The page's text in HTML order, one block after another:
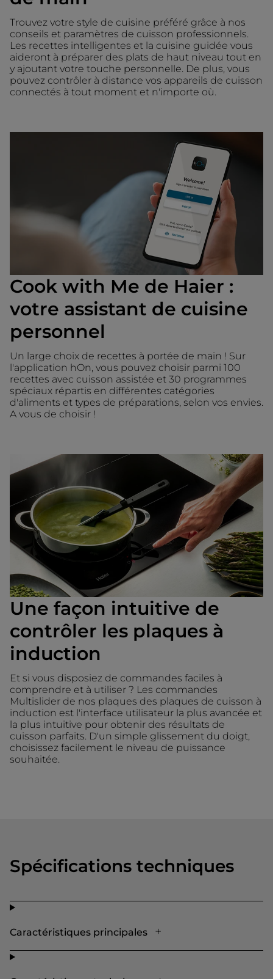
Trouvez votre style de cuisine préféré grâce à nos
conseils et paramètres de cuisson professionnels.
Les recettes intelligentes et la cuisine guidée vous
aideront à préparer des plats de haut niveau tout en
y ajoutant votre touche personnelle. De plus, vous
pouvez contrôler à distance vos appareils de cuisson
connectés à tout moment et n'importe où.
Cook with Me de Haier :
votre assistant de cuisine
personnel
Un large choix de recettes à portée de main ! Sur
l'application hOn, vous pouvez choisir parmi 100
recettes avec cuisson assistée et 30 programmes
spéciaux répartis en différentes catégories
d'aliments et types de préparations, selon vos envies.
A vous de choisir !
Une façon intuitive de
contrôler les plaques à
induction
Et si vous disposiez de commandes faciles à
comprendre et à utiliser ? Les commandes
Multislider de nos plaques des plaques de cuisson à
induction est l'interface utilisateur la plus avancée et
la plus intuitive pour obtenir des résultats de
cuisson parfaits. D'un simple glissement du doigt,
choisissez facilement le niveau de puissance
souhaitée.
Spécifications techniques
Caractéristiques principales